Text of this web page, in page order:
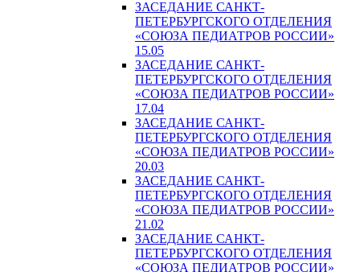
ЗАСЕДАНИЕ САНКТ-
ПЕТЕРБУРГСКОГО ОТДЕЛЕНИЯ
«СОЮЗА ПЕДИАТРОВ РОССИИ»
15.05
ЗАСЕДАНИЕ САНКТ-
ПЕТЕРБУРГСКОГО ОТДЕЛЕНИЯ
«СОЮЗА ПЕДИАТРОВ РОССИИ»
17.04
ЗАСЕДАНИЕ САНКТ-
ПЕТЕРБУРГСКОГО ОТДЕЛЕНИЯ
«СОЮЗА ПЕДИАТРОВ РОССИИ»
20.03
ЗАСЕДАНИЕ САНКТ-
ПЕТЕРБУРГСКОГО ОТДЕЛЕНИЯ
«СОЮЗА ПЕДИАТРОВ РОССИИ»
21.02
ЗАСЕДАНИЕ САНКТ-
ПЕТЕРБУРГСКОГО ОТДЕЛЕНИЯ
«СОЮЗА ПЕДИАТРОВ РОССИИ»